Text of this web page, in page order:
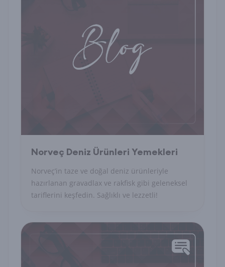
Norveç Deniz Ürünleri Yemekleri
Norveç’in taze ve doğal deniz ürünleriyle
hazırlanan gravadlax ve rakfisk gibi geleneksel
tariflerini keşfedin. Sağlıklı ve lezzetli!